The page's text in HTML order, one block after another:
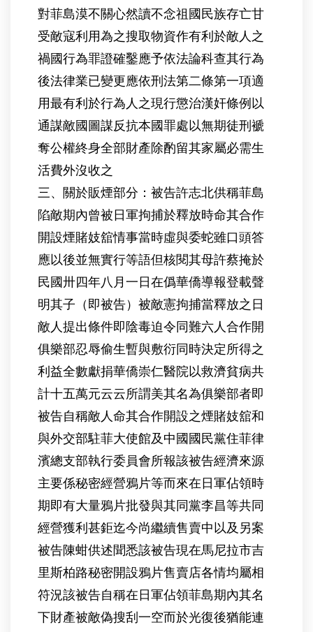
對菲島漠不關心然讀不念祖國民族存亡甘
受敵寇利用為之搜取物資作有利於敵人之
禍國行為罪證確鑿應予依法論科查其行為
後法律業已變更應依刑法第二條第一項適
用最有利於行為人之現行懲治漢奸條例以
通謀敵國圖謀反抗本國罪處以無期徒刑褫
奪公權終身全部財產除酌留其家屬必需生
活費外沒收之
三、關於販煙部分：被告許志北供稱菲島
陷敵期內曾被日軍拘捕於釋放時命其合作
開設煙賭妓舘情事當時虛與委蛇雖口頭答
應以後並無實行等語但核閱其母許蔡掩於
民國卅四年八月一日在僞華僑導報登載聲
明其子（即被告）被敵憲拘捕當釋放之日
敵人提出條件即陰毒迫令同難六人合作開
俱樂部忍辱偷生暫與敷衍同時決定所得之
利益全數獻捐華僑崇仁醫院以救濟貧病共
計十五萬元云云所謂美其名為俱樂部者即
被告自稱敵人命其合作開設之煙賭妓舘和
與外交部駐菲大使館及中國國民黨住菲律
濱總支部執行委員會所報該被告經濟來源
主要係秘密經營鴉片等而來在日軍佔領時
期即有大量鴉片批發與其同黨李昌等共同
經營獲利甚鉅迄今尚繼續售賣中以及另案
被告陳蚶供述聞悉該被告現在馬尼拉市吉
里斯柏路秘密開設鴉片售賣店各情均屬相
符況該被告自稱在日軍佔領菲島期內其名
下財產被敵偽搜刮一空而於光復後猶能連